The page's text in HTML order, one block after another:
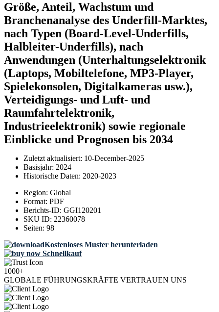
Größe, Anteil, Wachstum und
Branchenanalyse des Underfill-Marktes,
nach Typen (Board-Level-Underfills,
Halbleiter-Underfills), nach
Anwendungen (Unterhaltungselektronik
(Laptops, Mobiltelefone, MP3-Player,
Spielekonsolen, Digitalkameras usw.),
Verteidigungs- und Luft- und
Raumfahrtelektronik,
Industrieelektronik) sowie regionale
Einblicke und Prognosen bis 2034
Zuletzt aktualisiert: 10-December-2025
Basisjahr: 2024
Historische Daten: 2020-2023
Region: Global
Format: PDF
Berichts-ID: GGI120201
SKU ID: 22360078
Seiten: 98
Kostenloses Muster herunterladen
Schnellkauf
1000+
GLOBALE FÜHRUNGSKRÄFTE VERTRAUEN UNS